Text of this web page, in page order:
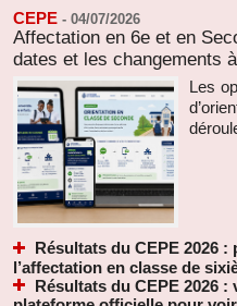
CEPE - 04/07/2026
Affectation en 6e et en
dates et les changements
Les
Résultats du CEPE 2026
l’affectation en classe de
Résultats du CEPE 2026